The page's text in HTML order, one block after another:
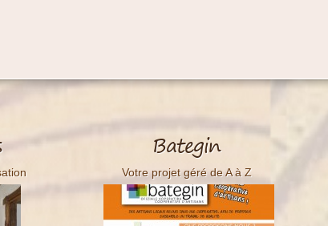
Bategin
Votre projet géré de A à Z